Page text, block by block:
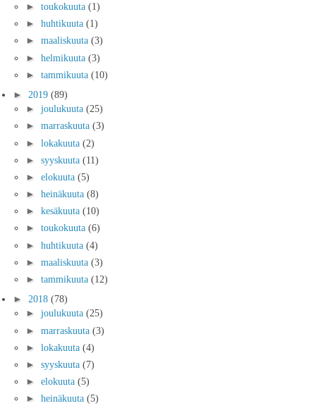
► toukokuuta (1)
► huhtikuuta (1)
► maaliskuuta (3)
► helmikuuta (3)
► tammikuuta (10)
► 2019 (89)
► joulukuuta (25)
► marraskuuta (3)
► lokakuuta (2)
► syyskuuta (11)
► elokuuta (5)
► heinäkuuta (8)
► kesäkuuta (10)
► toukokuuta (6)
► huhtikuuta (4)
► maaliskuuta (3)
► tammikuuta (12)
► 2018 (78)
► joulukuuta (25)
► marraskuuta (3)
► lokakuuta (4)
► syyskuuta (7)
► elokuuta (5)
► heinäkuuta (5)